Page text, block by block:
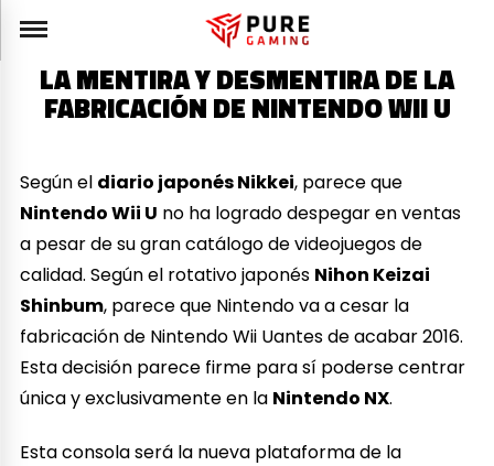
LA MENTIRA Y DESMENTIRA DE LA
FABRICACIÓN DE NINTENDO WII U
Según el diario japonés Nikkei, parece que
Nintendo Wii U no ha logrado despegar en ventas
a pesar de su gran catálogo de videojuegos de
calidad. Según el rotativo japonés Nihon Keizai
Shinbum, parece que Nintendo va a cesar la
fabricación de Nintendo Wii Uantes de acabar 2016.
Esta decisión parece firme para sí poderse centrar
única y exclusivamente en la Nintendo NX.
Esta consola será la nueva plataforma de la